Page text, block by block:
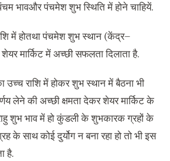
भावऔर पंचमेश शुभ स्थिति में होने चाहियें.
में होतथा पंचमेश शुभ स्थान (केंद्र–
मार्किट में अच्छी सफलता दिलाता है.
उच्च राशि में होकर शुभ स्थान में बैठना भी
लेने की अच्छी क्षमता देकर शेयर मार्किट के
शुभ भाव में हो कुंडली के शुभकारक ग्रहों के
के साथ कोई दुर्योग न बना रहा हो तो भी इस
है.